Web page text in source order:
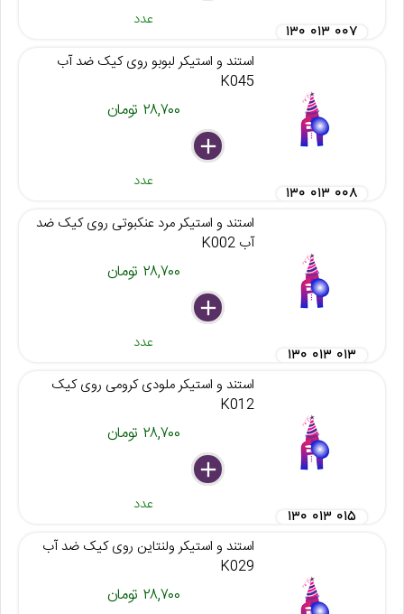
عدد
۱۳۰ ۰۱۳ ۰۰۷
استند و استیکر لبوبو روی کیک ضد آب
K045
۲۸,۷۰۰ تومان
delete
remove
add
عدد
۱۳۰ ۰۱۳ ۰۰۸
استند و استیکر مرد عنکبوتی روی کیک ضد
آب K002
۲۸,۷۰۰ تومان
delete
remove
add
عدد
۱۳۰ ۰۱۳ ۰۱۳
استند و استیکر ملودی کرومی روی کیک
K012
۲۸,۷۰۰ تومان
delete
remove
add
عدد
۱۳۰ ۰۱۳ ۰۱۵
استند و استیکر ولنتاین روی کیک ضد آب
K029
۲۸,۷۰۰ تومان